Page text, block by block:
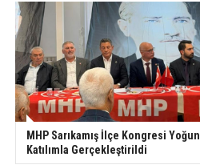
MHP Sarıkamış İlçe Kongresi Yoğun
Katılımla Gerçekleştirildi